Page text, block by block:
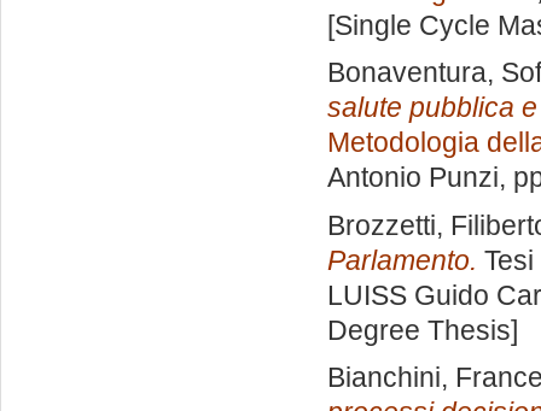
[Single Cycle
Bonaventura,
salute pubblica
Metodologia
Antonio Punzi,
Brozzetti,
Parlamento.
LUISS Guido
Degree Thesis]
Bianchini,